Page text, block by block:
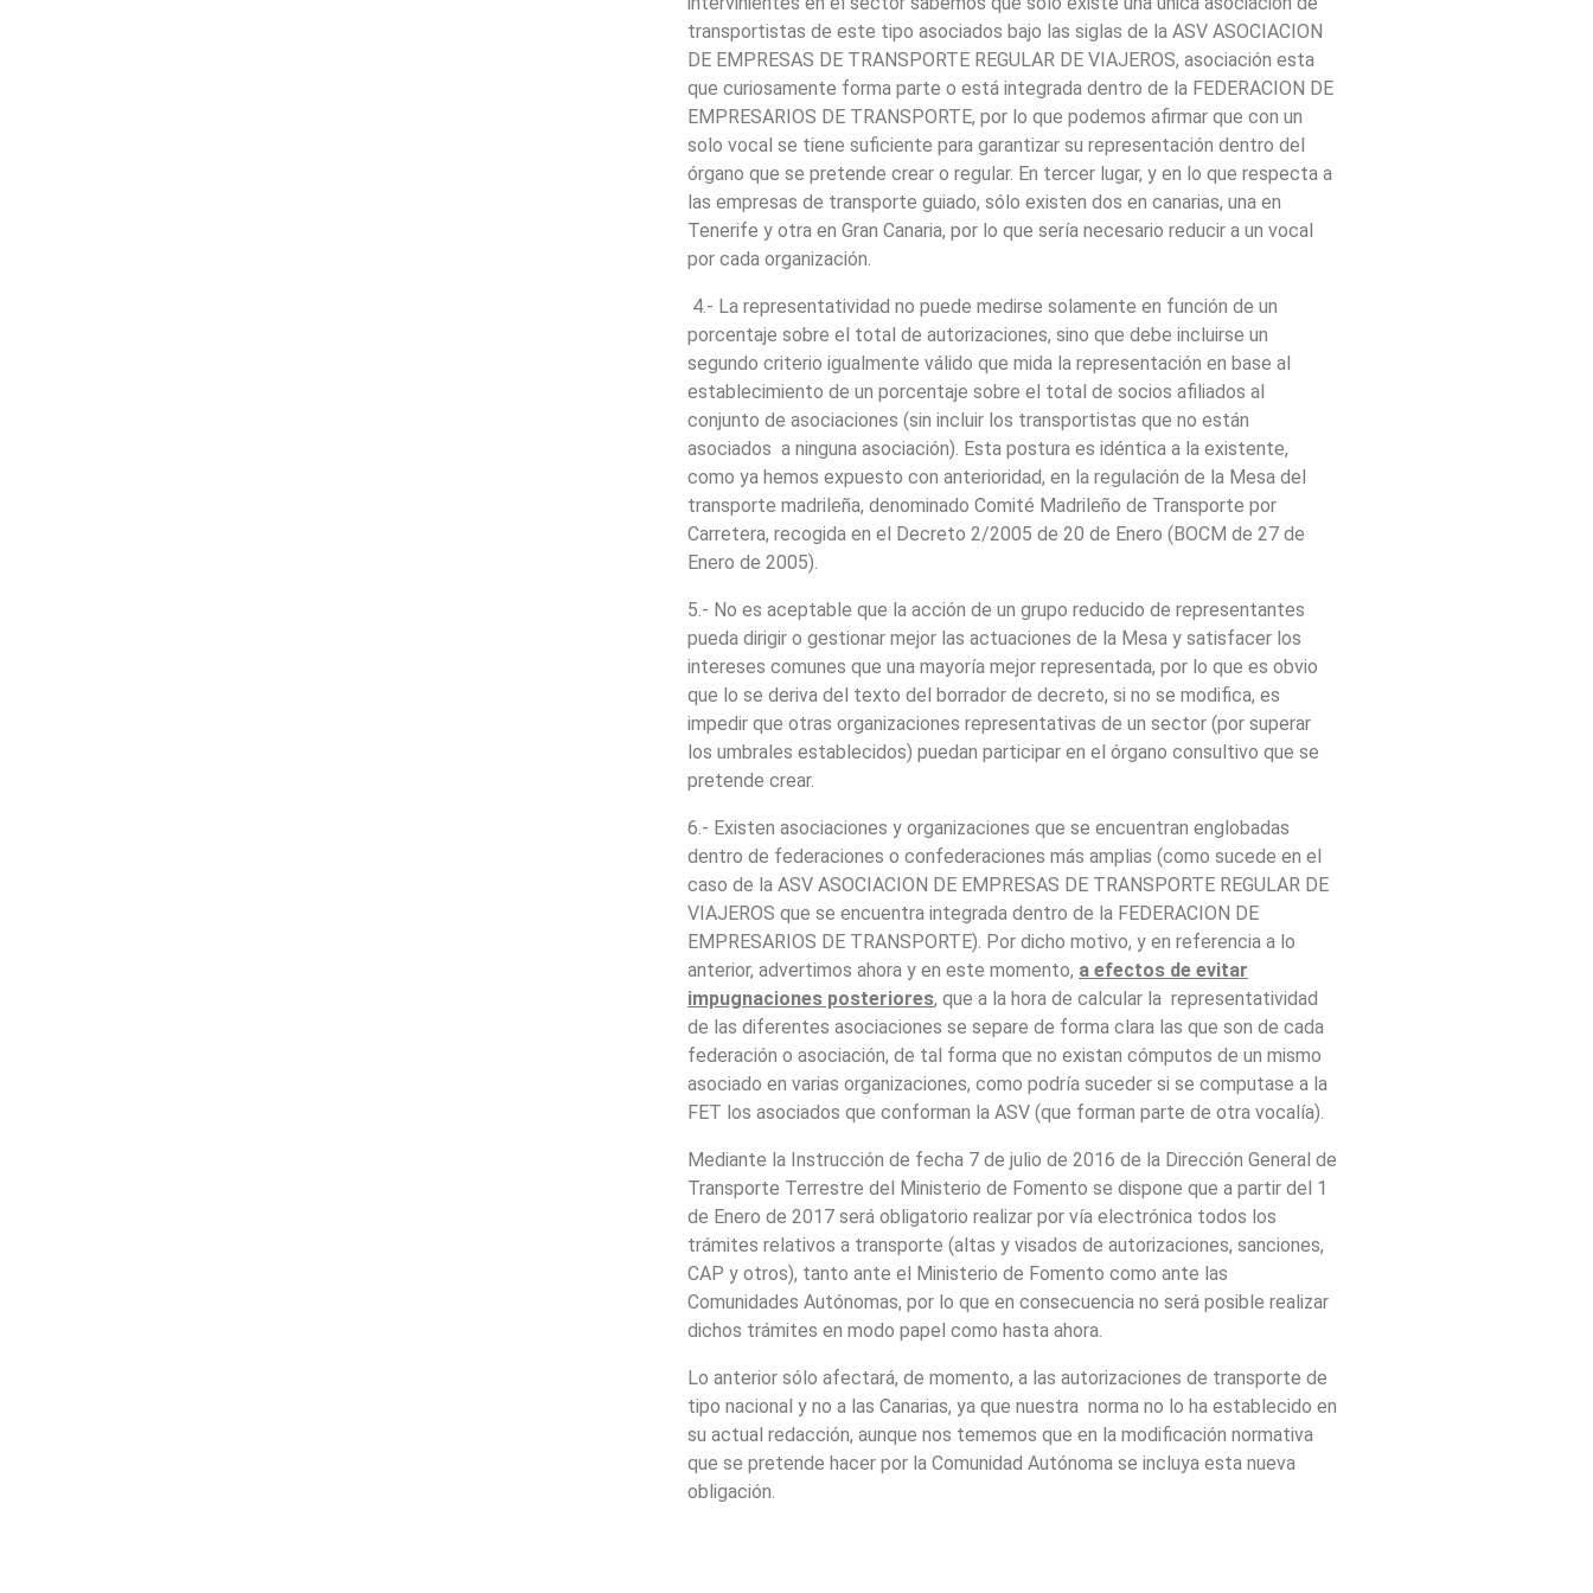
transportistas de este tipo asociados bajo las siglas de la ASV ASOCIACION
DE EMPRESAS DE TRANSPORTE REGULAR DE VIAJEROS, asociación esta
que curiosamente forma parte o está integrada dentro de la FEDERACION DE
EMPRESARIOS DE TRANSPORTE, por lo que podemos afirmar que con un
solo vocal se tiene suficiente para garantizar su representación dentro del
órgano que se pretende crear o regular. En tercer lugar, y en lo que respecta a
las empresas de transporte guiado, sólo existen dos en canarias, una en
Tenerife y otra en Gran Canaria, por lo que sería necesario reducir a un vocal
por cada organización.
4.- La representatividad no puede medirse solamente en función de un
porcentaje sobre el total de autorizaciones, sino que debe incluirse un
segundo criterio igualmente válido que mida la representación en base al
establecimiento de un porcentaje sobre el total de socios afiliados al
conjunto de asociaciones (sin incluir los transportistas que no están
asociados a ninguna asociación). Esta postura es idéntica a la existente,
como ya hemos expuesto con anterioridad, en la regulación de la Mesa del
transporte madrileña, denominado Comité Madrileño de Transporte por
Carretera, recogida en el Decreto 2/2005 de 20 de Enero (BOCM de 27 de
Enero de 2005).
5.- No es aceptable que la acción de un grupo reducido de representantes
pueda dirigir o gestionar mejor las actuaciones de la Mesa y satisfacer los
intereses comunes que una mayoría mejor representada, por lo que es obvio
que lo se deriva del texto del borrador de decreto, si no se modifica, es
impedir que otras organizaciones representativas de un sector (por superar
los umbrales establecidos) puedan participar en el órgano consultivo que se
pretende crear.
6.- Existen asociaciones y organizaciones que se encuentran englobadas
dentro de federaciones o confederaciones más amplias (como sucede en el
caso de la ASV ASOCIACION DE EMPRESAS DE TRANSPORTE REGULAR DE
VIAJEROS que se encuentra integrada dentro de la FEDERACION DE
EMPRESARIOS DE TRANSPORTE). Por dicho motivo, y en referencia a lo
anterior, advertimos ahora y en este momento, a efectos de evitar
impugnaciones posteriores, que a la hora de calcular la representatividad
de las diferentes asociaciones se separe de forma clara las que son de cada
federación o asociación, de tal forma que no existan cómputos de un mismo
asociado en varias organizaciones, como podría suceder si se computase a la
FET los asociados que conforman la ASV (que forman parte de otra vocalía).
Mediante la Instrucción de fecha 7 de julio de 2016 de la Dirección General de
Transporte Terrestre del Ministerio de Fomento se dispone que a partir del 1
de Enero de 2017 será obligatorio realizar por vía electrónica todos los
trámites relativos a transporte (altas y visados de autorizaciones, sanciones,
CAP y otros), tanto ante el Ministerio de Fomento como ante las
Comunidades Autónomas, por lo que en consecuencia no será posible realizar
dichos trámites en modo papel como hasta ahora.
Lo anterior sólo afectará, de momento, a las autorizaciones de transporte de
tipo nacional y no a las Canarias, ya que nuestra norma no lo ha establecido en
su actual redacción, aunque nos tememos que en la modificación normativa
que se pretende hacer por la Comunidad Autónoma se incluya esta nueva
obligación.